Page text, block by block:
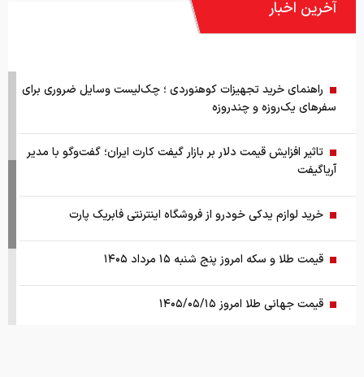
آخرین اخبار
راهنمای خرید تجهیزات کوهنوردی ؛ چک‌لیست وسایل ضروری برای
سفرهای یک‌روزه و چندروزه
تاثیر افزایش قیمت دلار بر بازار گیفت کارت ایران؛ گفت‌وگو با مدیر
آریاگیفت
خرید لوازم یدکی خودرو از فروشگاه اینترنتی فابریک پارت
قیمت طلا و سکه امروز پنج شنبه ۱۵ مرداد ۱۴۰۵
قیمت جهانی طلا امروز ۱۴۰۵/۰۵/۱۵